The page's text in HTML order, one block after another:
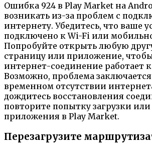
Ошибка 924 в Play Market на
возникать из-за проблем с
интернету. Убедитесь, что ваше
подключено к Wi-Fi или
Попробуйте открыть любую
страницу или приложение, чтобы
интернет-соединение работает
Возможно, проблема
временном отсутствии
дождитесь восстановления
повторите попытку загрузки
приложения в Play Market.
Перезагрузите